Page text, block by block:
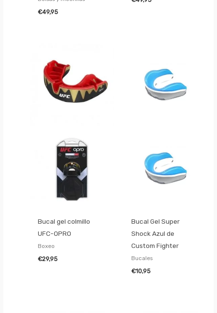
€49,95
Bucal gel colmillo
UFC-OPRO
Boxeo
€29,95
Bucal Gel Super
Shock Azul de
Custom Fighter
Bucales
€10,95